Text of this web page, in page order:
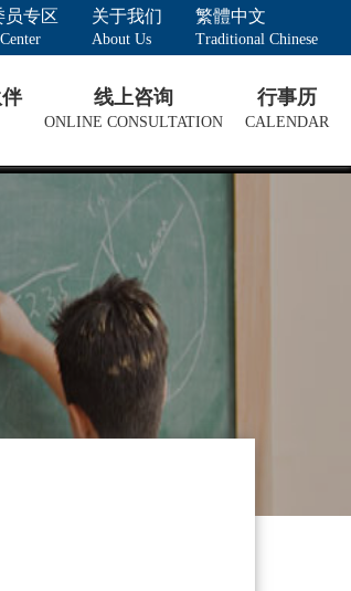
员专区 关于我们
About Us
繁體中文
Traditional Chinese
线上咨询
ONLINE CONSULTATION
行事历
CALENDAR